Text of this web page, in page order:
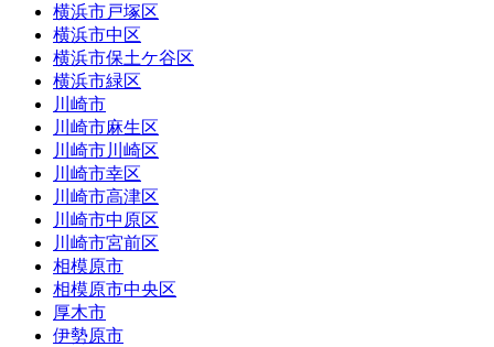
横浜市戸塚区
横浜市中区
横浜市保土ケ谷区
横浜市緑区
川崎市
川崎市麻生区
川崎市川崎区
川崎市幸区
川崎市高津区
川崎市中原区
川崎市宮前区
相模原市
相模原市中央区
厚木市
伊勢原市